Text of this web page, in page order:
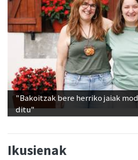
"Bakoitzak bere herriko jaiak
ditu"
Ikusienak